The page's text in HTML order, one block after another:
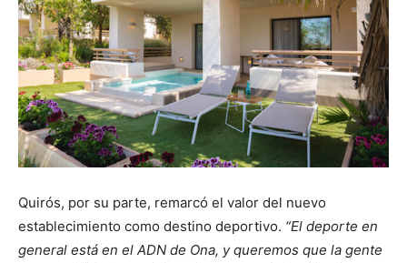
Quirós, por su parte, remarcó el valor del nuevo
establecimiento como destino deportivo. “El deporte en
general está en el ADN de Ona, y queremos que la gente